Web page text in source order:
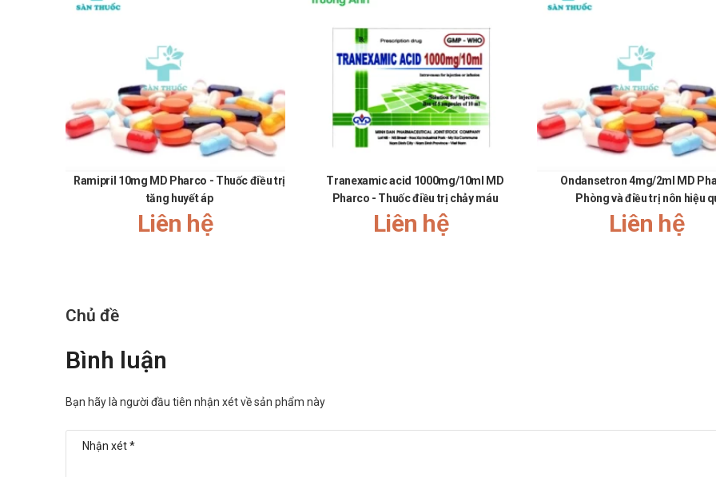
Một số đối tượng khác: Lưu ý khi sử dụng cho người mẫn cảm với các thành phần của sản phẩm
Ưu nhược điểm của Nibean 100mg MD Pharco
Ưu điểm:
Các thành phần có trong sản phẩm đã được giới chuyên gia kiểm định và rất an toàn khi sử dụng.
Nguồn gốc, xuất xứ rõ ràng được sản xuất theo dây chuyền hiện đại.
Số lần sử dụng trong ngày ít.
Nhược điểm:
Hiệu quả nhanh hay chậm phụ thuộc vào cơ địa mỗi người.
Báo ngay cho bác sĩ các phản ứng phụ gặp phải để có biện pháp xử trí kịp thời.
Nhức đầu, tiêu chảy, ăn uống không tiêu, đau bụng, choáng váng và buồn nôn.
Tương tác của Nibean 100mg MD Pharco
Tương tác có thể làm giảm hiệu quả của sản phẩm hoặc gia tăng nguy cơ mắc các tác dụng phụ. Vì vậy, bạn cần tham khảo ý
loại thuốc khác
Xử trí khi quên liều và quá liều
Ramipril 10mg MD Pharco - Thuốc điều trị
tăng huyết áp
Liên hệ
Tranexamic acid 1000mg/10ml MD
Pharco - Thuốc điều trị chảy máu
Liên hệ
Ondansetron 4mg/2ml MD
Phòng và điều trị nôn hiệu
Liên hệ
Chủ đề
Bình luận
Bạn hãy là người đầu tiên nhận xét về sản phẩm này